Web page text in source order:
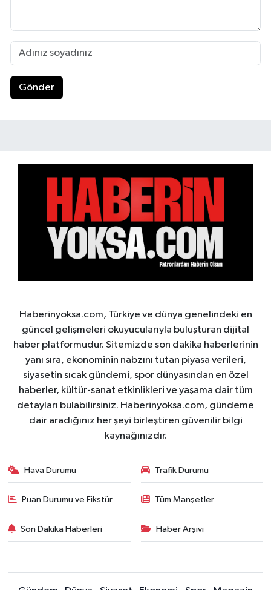
Gönder
Haberinyoksa.com, Türkiye ve dünya genelindeki en
güncel gelişmeleri okuyucularıyla buluşturan dijital
haber platformudur. Sitemizde son dakika haberlerinin
yanı sıra, ekonominin nabzını tutan piyasa verileri,
siyasetin sıcak gündemi, spor dünyasından en özel
haberler, kültür-sanat etkinlikleri ve yaşama dair tüm
detayları bulabilirsiniz. Haberinyoksa.com, gündeme
dair aradığınız her şeyi birleştiren güvenilir bilgi
kaynağınızdır.
Hava Durumu Trafik Durumu
Puan Durumu ve Fikstür Tüm Manşetler
Son Dakika Haberleri Haber Arşivi